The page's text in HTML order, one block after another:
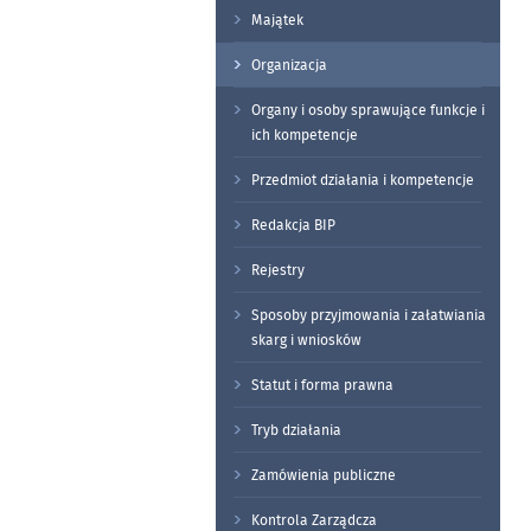
Majątek
Organizacja
Organy i osoby sprawujące funkcje i
ich kompetencje
Przedmiot działania i kompetencje
Redakcja BIP
Rejestry
Sposoby przyjmowania i załatwiania
skarg i wniosków
Statut i forma prawna
Tryb działania
Zamówienia publiczne
Kontrola Zarządcza